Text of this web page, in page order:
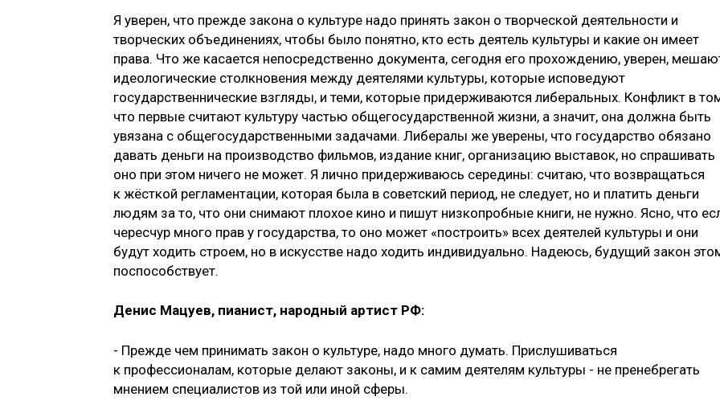
Я уверен, что прежде закона о культуре надо принять закон о творческой деятельности и
творческих объединениях, чтобы было понятно, кто есть деятель культуры и какие он имеет
права. Что же касается непосредственно документа, сегодня его прохождению, уверен,
идеологические столкновения между деятелями культуры, которые исповедуют
государственнические взгляды, и теми, которые придерживаются либеральных. Конфликт в
что первые считают культуру частью общегосударственной жизни, а значит, она должна быть
увязана с общегосударственными задачами. Либералы же уверены, что государство обязано
давать деньги на производство фильмов, издание книг, организацию выставок, но спрашивать
оно при этом ничего не может. Я лично придерживаюсь середины: считаю, что возвращаться
к жёсткой регламентации, которая была в советский период, не следует, но и платить деньги
людям за то, что они снимают плохое кино и пишут низкопробные книги, не нужно. Ясно, что
чересчур много прав у государства, то оно может «построить» всех деятелей культуры и они
будут ходить строем, но в искусстве надо ходить индивидуально. Надеюсь, будущий закон
поспособствует.
Денис Мацуев, пианист, народный артист РФ:
- Прежде чем принимать закон о культуре, надо много думать. Прислушиваться
к профессионалам, которые делают законы, и к самим деятелям культуры - не пренебрегать
мнением специалистов из той или иной сферы.